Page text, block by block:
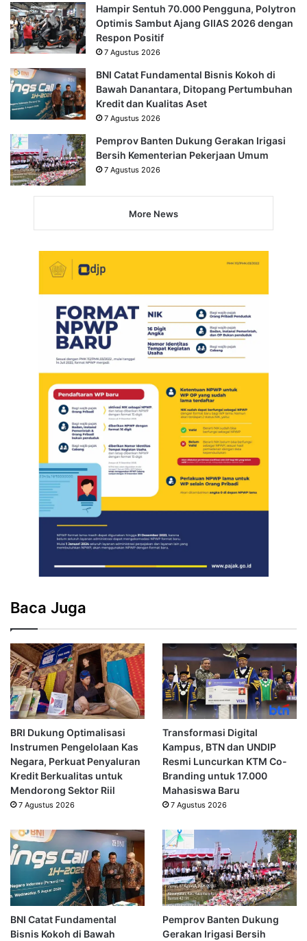
Hampir Sentuh 70.000 Pengguna, Polytron
Optimis Sambut Ajang GIIAS 2026 dengan
Respon Positif
7 Agustus 2026
BNI Catat Fundamental Bisnis Kokoh di
Bawah Danantara, Ditopang Pertumbuhan
Kredit dan Kualitas Aset
7 Agustus 2026
Pemprov Banten Dukung Gerakan Irigasi
Bersih Kementerian Pekerjaan Umum
7 Agustus 2026
More News
Baca Juga
BRI Dukung Optimalisasi
Instrumen Pengelolaan Kas
Negara, Perkuat Penyaluran
Kredit Berkualitas untuk
Mendorong Sektor Riil
7 Agustus 2026
Transformasi Digital
Kampus, BTN dan UNDIP
Resmi Luncurkan KTM Co-
Branding untuk 17.000
Mahasiswa Baru
7 Agustus 2026
BNI Catat Fundamental
Bisnis Kokoh di Bawah
Pemprov Banten Dukung
Gerakan Irigasi Bersih